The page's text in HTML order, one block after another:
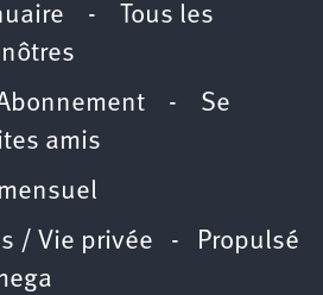
-
Tous les
- Se
amis
/ Vie privée - Propulsé